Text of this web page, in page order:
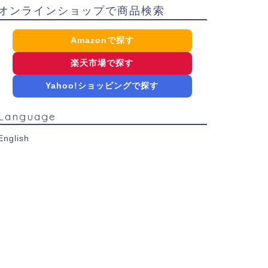
ンラインショップで商品検索
Amazonで探す
楽天市場で探す
Yahoo!ショッピングで探す